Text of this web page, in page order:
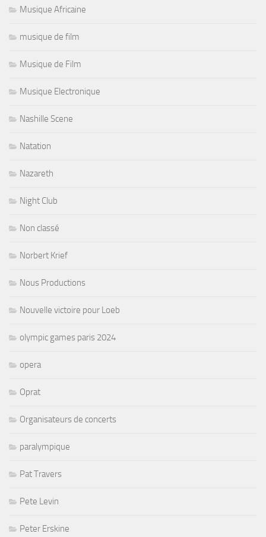
Musique Africaine
musique de film
Musique de Film
Musique Electronique
Nashille Scene
Natation
Nazareth
Night Club
Non classé
Norbert Krief
Nous Productions
Nouvelle victoire pour Loeb
olympic games paris 2024
opera
Oprat
Organisateurs de concerts
paralympique
Pat Travers
Pete Levin
Peter Erskine